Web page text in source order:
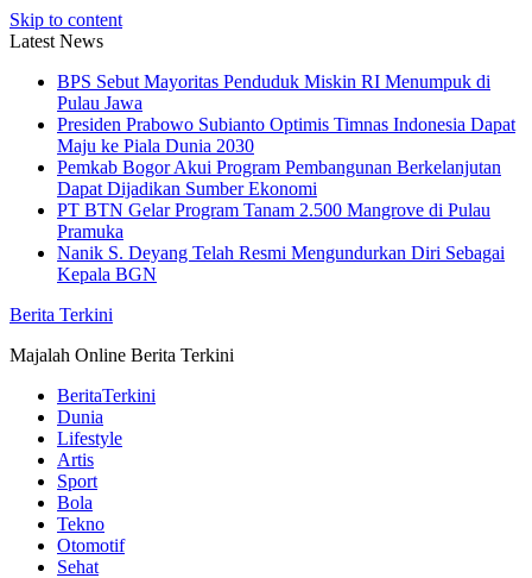
Skip to content
Latest News
BPS Sebut Mayoritas Penduduk Miskin RI Menumpuk di
Pulau Jawa
Presiden Prabowo Subianto Optimis Timnas Indonesia Dapat
Maju ke Piala Dunia 2030
Pemkab Bogor Akui Program Pembangunan Berkelanjutan
Dapat Dijadikan Sumber Ekonomi
PT BTN Gelar Program Tanam 2.500 Mangrove di Pulau
Pramuka
Nanik S. Deyang Telah Resmi Mengundurkan Diri Sebagai
Kepala BGN
Berita Terkini
Majalah Online Berita Terkini
BeritaTerkini
Dunia
Lifestyle
Artis
Sport
Bola
Tekno
Otomotif
Sehat